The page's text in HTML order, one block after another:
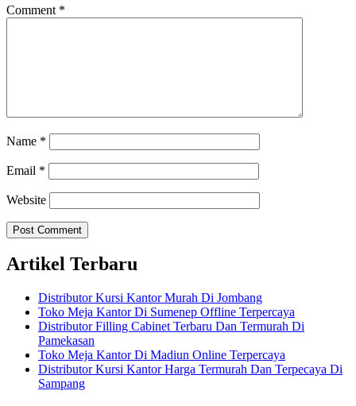
Comment *
Name *
Email *
Website
Artikel Terbaru
Distributor Kursi Kantor Murah Di Jombang
Toko Meja Kantor Di Sumenep Offline Terpercaya
Distributor Filling Cabinet Terbaru Dan Termurah Di
Pamekasan
Toko Meja Kantor Di Madiun Online Terpercaya
Distributor Kursi Kantor Harga Termurah Dan Terpecaya Di
Sampang